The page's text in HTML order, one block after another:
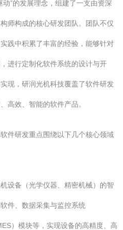
”的发展理念，组建了一支由资深
师构成的核心研发团队。团队不仅
践中积累了丰富的经验，能够针对
进行定制化软件系统的设计与开
现，研润光机科技覆盖了软件研发
高效、智能的软件产品。
件研发重点围绕以下几个核心领域
机设备（光学仪器、精密机械）的智
件、数据采集与监控系统
）模块等，实现设备的高精度、高